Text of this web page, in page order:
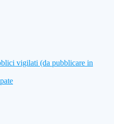
vigilati (da pubblicare in